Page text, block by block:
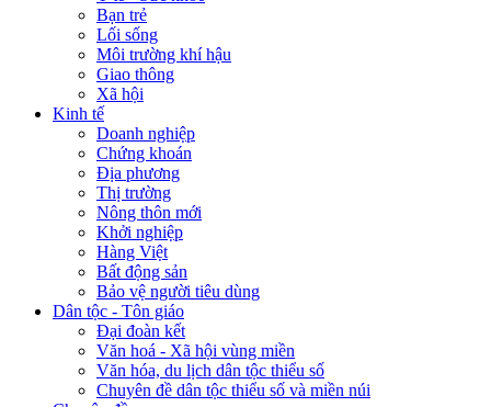
Bạn trẻ
Lối sống
Môi trường khí hậu
Giao thông
Xã hội
Kinh tế
Doanh nghiệp
Chứng khoán
Địa phương
Thị trường
Nông thôn mới
Khởi nghiệp
Hàng Việt
Bất động sản
Bảo vệ người tiêu dùng
Dân tộc - Tôn giáo
Đại đoàn kết
Văn hoá - Xã hội vùng miền
Văn hóa, du lịch dân tộc thiểu số
Chuyên đề dân tộc thiểu số và miền núi